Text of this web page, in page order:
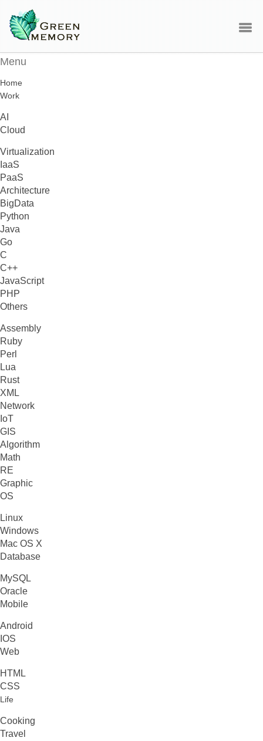
Menu
Home
Work
AI
Cloud
Virtualization
IaaS
PaaS
Architecture
BigData
Python
Java
Go
C
C++
JavaScript
PHP
Others
Assembly
Ruby
Perl
Lua
Rust
XML
Network
IoT
GIS
Algorithm
Math
RE
Graphic
OS
Linux
Windows
Mac OS X
Database
MySQL
Oracle
Mobile
Android
IOS
Web
HTML
CSS
Life
Cooking
Travel